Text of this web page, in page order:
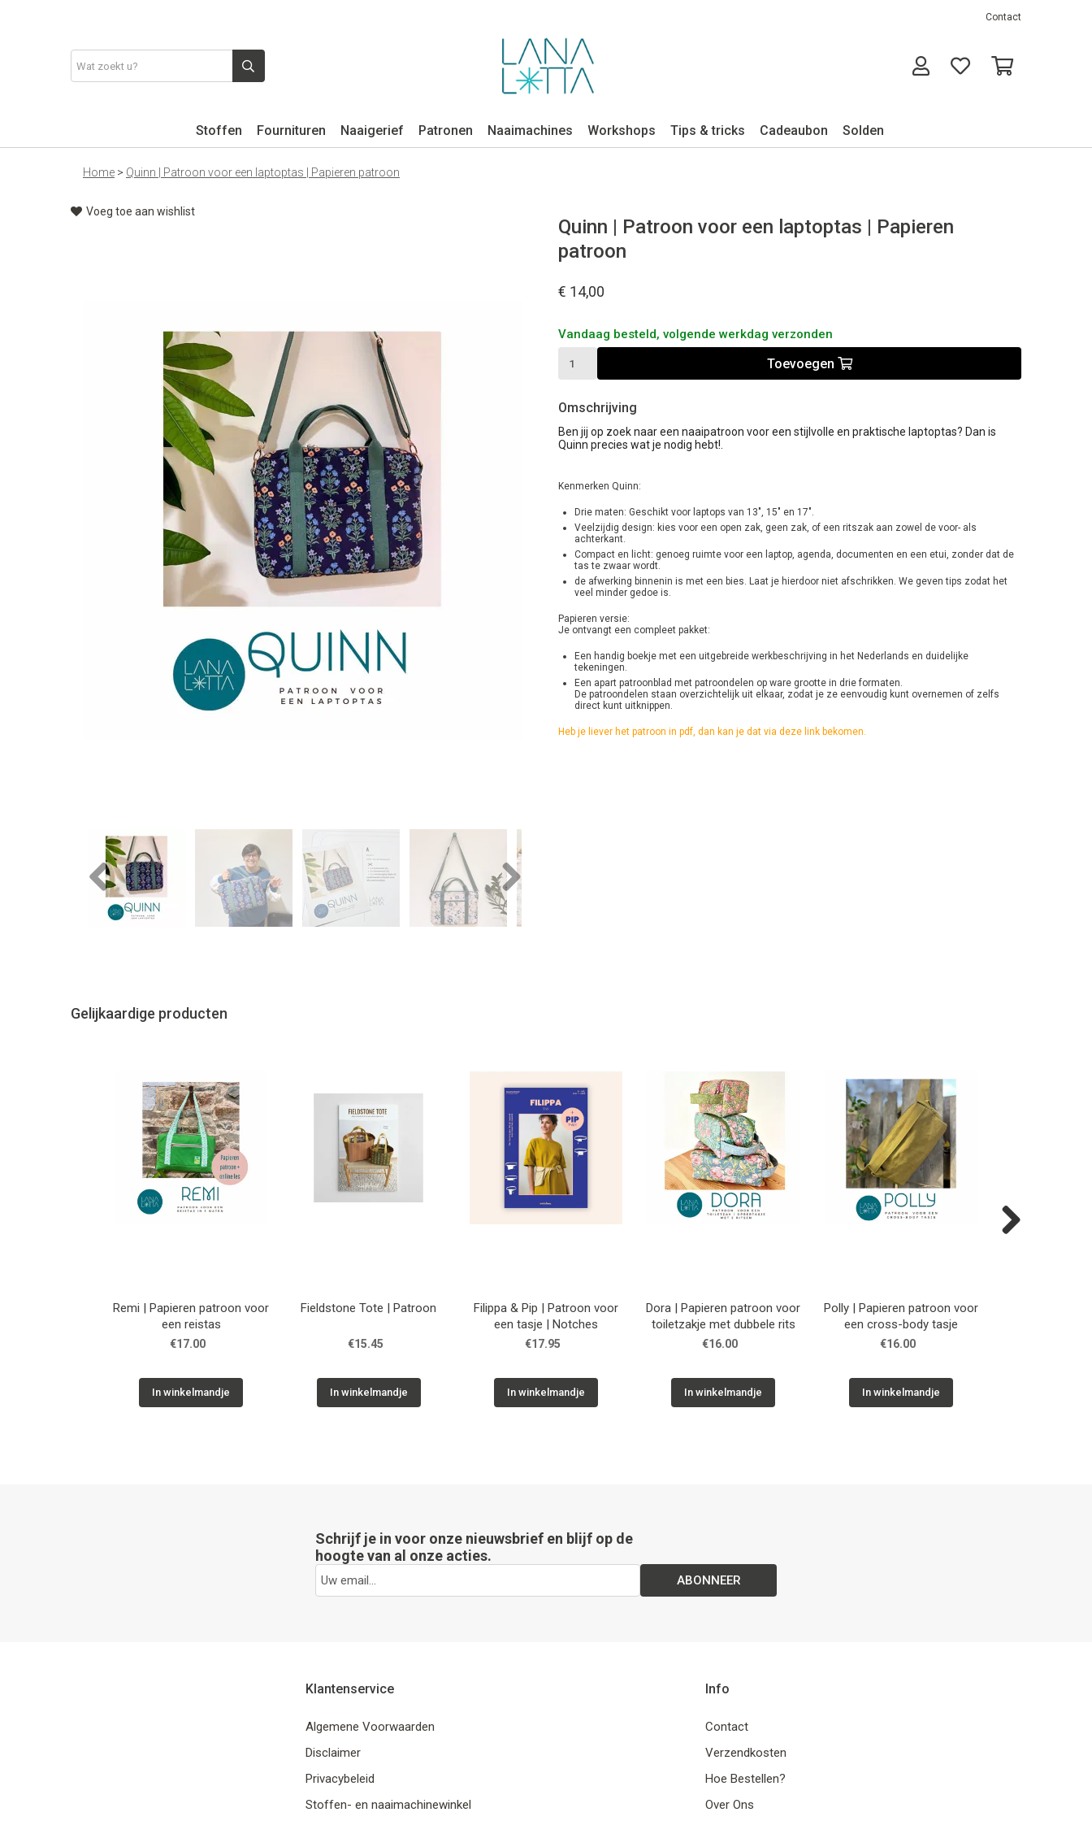
Contact
Stoffen Fournituren Naaigerief Patronen Naaimachines Workshops Tips & tricks Cadeaubon Solden
Home > Quinn | Patroon voor een laptoptas | Papieren patroon
Voeg toe aan wishlist
Previous Next
Quinn | Patroon voor een laptoptas | Papieren
patroon
€ 14,00
Vandaag besteld, volgende werkdag verzonden
Toevoegen
Omschrijving
Ben jij op zoek naar een naaipatroon voor een stijlvolle en praktische laptoptas? Dan is
Quinn precies wat je nodig hebt!.
Kenmerken Quinn:
Drie maten: Geschikt voor laptops van 13", 15" en 17".
Veelzijdig design: kies voor een open zak, geen zak, of een ritszak aan zowel de voor- als
achterkant.
Compact en licht: genoeg ruimte voor een laptop, agenda, documenten en een etui, zonder dat de
tas te zwaar wordt.
de afwerking binnenin is met een bies. Laat je hierdoor niet afschrikken. We geven tips zodat het
veel minder gedoe is.
Papieren versie:
Je ontvangt een compleet pakket:
Een handig boekje met een uitgebreide werkbeschrijving in het Nederlands en duidelijke
tekeningen.
Een apart patroonblad met patroondelen op ware grootte in drie formaten.
De patroondelen staan overzichtelijk uit elkaar, zodat je ze eenvoudig kunt overnemen of zelfs
direct kunt uitknippen.
Heb je liever het patroon in pdf, dan kan je dat via deze link bekomen.
Gelijkaardige producten
Remi | Papieren patroon voor
een reistas
€17.00
In winkelmandje
Fieldstone Tote | Patroon
€15.45
In winkelmandje
Filippa & Pip | Patroon voor
een tasje | Notches
€17.95
In winkelmandje
Dora | Papieren patroon voor
toiletzakje met dubbele rits
€16.00
In winkelmandje
Polly | Papieren patroon voor
een cross-body tasje
€16.00
In winkelmandje
Schrijf je in voor onze nieuwsbrief en blijf op de
hoogte van al onze acties.
ABONNEER
Klantenservice
Algemene Voorwaarden
Disclaimer
Privacybeleid
Stoffen- en naaimachinewinkel
Info
Contact
Verzendkosten
Hoe Bestellen?
Over Ons